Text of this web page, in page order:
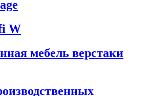
W
мебель верстаки